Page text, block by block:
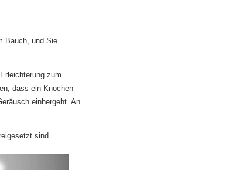
Bauch, und Sie
zum
dass ein Knochen
einhergeht. An
sind.